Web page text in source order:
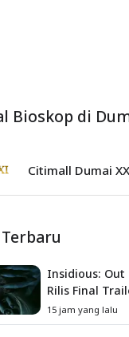
Bioskop di
Citimall Dumai
Insidious:
Rilis Final
Teror Baru,
ke Dunia
15 jam yang lalu